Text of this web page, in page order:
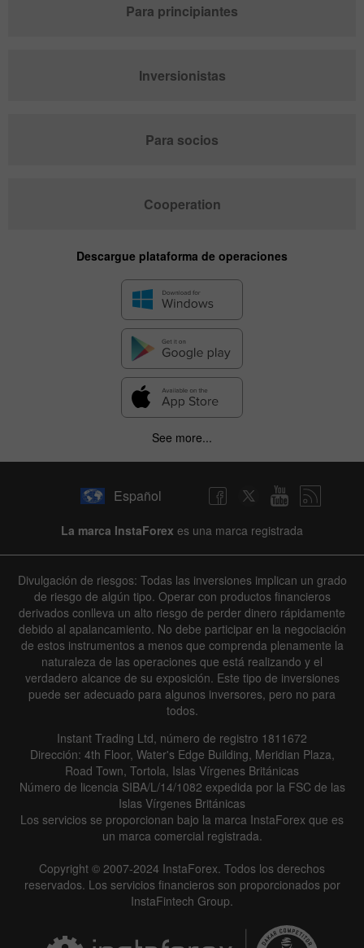
Para principiantes
Inversionistas
Para socios
Cooperation
Descargue plataforma de operaciones
See more...
Español
La marca InstaForex es una marca registrada
Divulgación de riesgos: Todas las inversiones implican un grado
de riesgo de algún tipo. Operar con productos financieros
derivados conlleva un alto riesgo de perder dinero rápidamente
debido al apalancamiento. No debe participar en la negociación
de estos instrumentos a menos que comprenda plenamente la
naturaleza de las operaciones que está realizando y el
verdadero alcance de su exposición. Este tipo de inversiones
puede ser adecuado para algunos inversores, pero no para
todos.
Instant Trading Ltd, número de registro 1811672
Dirección: 4th Floor, Water's Edge Building, Meridian Plaza,
Road Town, Tortola, Islas Vírgenes Británicas
Número de licencia SIBA/L/14/1082 expedida por la FSC de las
Islas Vírgenes Británicas
Los servicios se proporcionan bajo la marca InstaForex que es
un marca comercial registrada.
Copyright © 2007-2024 InstaForex. Todos los derechos
reservados. Los servicios financieros son proporcionados por
InstaFintech Group.